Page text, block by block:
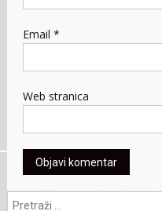
Email *
Web stranica